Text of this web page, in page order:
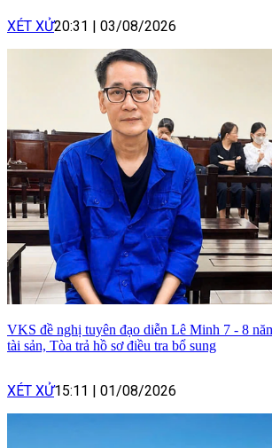
XÉT XỬ20:31 | 03/08/2026
VKS đề nghị tuyên đạo diễn Lê Minh 7 - 8
tài sản, Tòa trả hồ sơ điều tra bổ sung
XÉT XỬ15:11 | 01/08/2026